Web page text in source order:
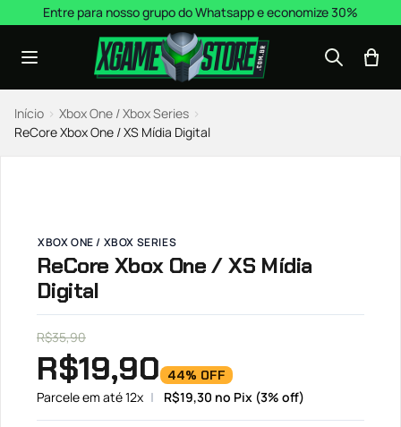
Pular para o conteúdo
Entre para nosso grupo do Whatsapp e economize 30%
Início › Xbox One / Xbox Series ›
ReCore Xbox One / XS Mídia Digital
XBOX ONE / XBOX SERIES
ReCore Xbox One / XS Mídia
Digital
R$35,90
R$19,90 44% OFF
Parcele em até 12x R$19,30 no Pix (3% off)